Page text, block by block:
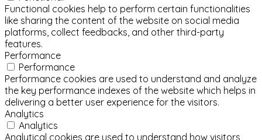
Functional cookies help to perform certain functionalities
like sharing the content of the website on social media
platforms, collect feedbacks, and other third-party
features.
Performance
Performance
Performance cookies are used to understand and analyze
the key performance indexes of the website which helps in
delivering a better user experience for the visitors.
Analytics
Analytics
Analytical cookies are used to understand how visitors